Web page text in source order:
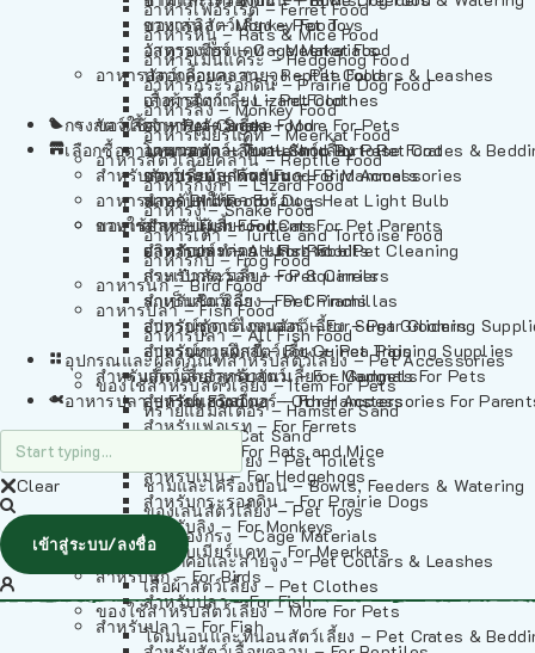
อาหารเฟอร์เร็ต – Ferret Food
อาหารหนู – Rats & Mice Food
อาหารเม่นแคระ – Hedgehog Food
อาหารกระรอกดิน – Prairie Dog Food
อาหารลิง – Monkey Food
อาหารเมียร์แคท – Meerkat Food
อาหารสัตว์เลี้อยคลาน – Reptile Food
อาหารกิ้งก่า – Lizard Food
อาหารงู – Snake Food
อาหารเต่า – Turtle and Tortoise Food
อาหารกบ – Frog Food
อาหารนก – Bird Food
อาหารปลา – Fish Food
อาหารปลา – All Fish Food
อุปกรณและผลิตภัณฑ์สำหรับสัตว์เลี้ยง – Pet Accessories
ของใช้สำหรับสัตว์เลี้ยง – Item For Pets
ทรายแฮมสเตอร์ – Hamster Sand
ทรายแมว – Cat Sand
ห้องน้ำสัตว์เลี้ยง – Pet Toilets
ชามและเครื่องป้อน – Bowls, Feeders & Watering
ของเล่นสัตว์เลี้ยง – Pet Toys
วัสดุรองกรง – Cage Materials
ปลอกคอและสายจูง – Pet Collars & Leashes
เสื้อผ้าสัตว์เลี้ยง – Pet Clothes
ของใช้สำหรับสัตว์เลี้ยง – More For Pets
โดมนอนและที่นอนสัตว์เลี้ยง – Pet Crates &
อาหารลิง – Monkey Food
อาหารเมียร์แคท – Meerkat Food
อาหารสัตว์เลี้อยคลาน – Reptile Food
อาหารกิ้งก่า – Lizard Food
อาหารงู – Snake Food
อาหารเต่า – Turtle and Tortoise Food
อาหารกบ – Frog Food
อาหารนก – Bird Food
อาหารปลา – Fish Food
อาหารปลา – All Fish Food
ของเล่นสัตว์เลี้ยง – Pet Toys
วัสดุรองกรง – Cage Materials
ปลอกคอและสายจูง – Pet Collars & Leashes
เสื้อผ้าสัตว์เลี้ยง – Pet Clothes
ของใช้สำหรับสัตว์เลี้ยง – More For Pets
โดมนอนและที่นอนสัตว์เลี้ยง – Pet Crates &
ของประดับสำหรับนก – Bird Accessories
หลอดไฟให้ความร้อน – Heat Light Bulb
ของใช้สำหรับผู้เลี้ยง – Items For Pet Parents
ผลิตภัณฑ์ทำความสะอาด – Pet Cleaning
กระเป๋าสัตว์เลี้ยง – Pet Carriers
รถเข็นสัตว์เลี้ยง – Pet Prams
อุปกรณ์ตัดแต่งขนสัตว์เลี้ยง – Pet Grooming
อุปกรณ์การฝึกสัตว์เลี้ยง – Pet Training Supplies
แก็ดเจ็ตสำหรับสัตว์เลี้ยง – Gadgets For Pets
อุปกรณ์เสริมอื่นๆ – Other Accessories For
กรงสัตว์เลี้ยง – Pet Cages
เลือกซื้อตามหมวดสัตว์เลี้ยง – Shop By Pet
สำหรับสัตว์เลี้ยงลูกด้วยนม – For Mammals
สำหรับสุนัข – For Dogs
สำหรับแมว – For Cats
สำหรับกระต่าย – For Rabbits
สำหรับกระรอก – For Squirrels
สำหรับชินชิล่า – For Chinchillas
สำหรับชูการ์ไกลเดอร์ – For Sugar Gliders
สำหรับหนูแกสบี้ – For Guinea Pigs
สำหรับสัตว์เลี้ยงลูกด้วยนม – For Mammals
สำหรับแฮมสเตอร์ – For Hamsters
สำหรับเฟอเรท – For Ferrets
สำหรับหนู – For Rats and Mice
สำหรับเม่น – For Hedgehogs
สำหรับกระรอกดิน – For Prairie Dogs
สำหรับลิง – For Monkeys
สำหรับเมียร์แคท – For Meerkats
สำหรับนก – For Birds
สำหรับปลา – For Fish
สำหรับปลา – For Fish
อาหารปลา – Fish Food
Clear
เข้าสู่ระบบ/ลงชื่อ